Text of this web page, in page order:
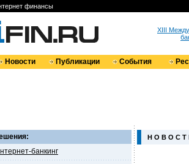
финансы
XIII
Новости Публикации События
банкинг
Н О В О С Т